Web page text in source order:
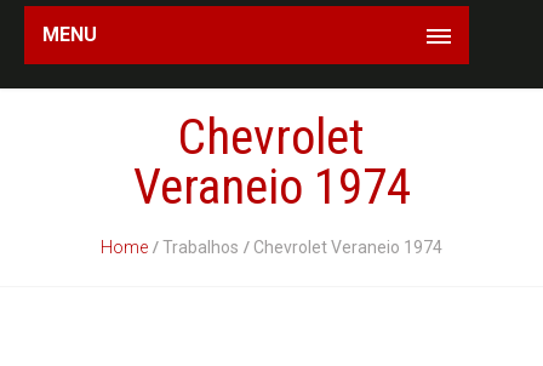
MENU
Chevrolet
Veraneio 1974
Home Trabalhos Chevrolet Veraneio 1974